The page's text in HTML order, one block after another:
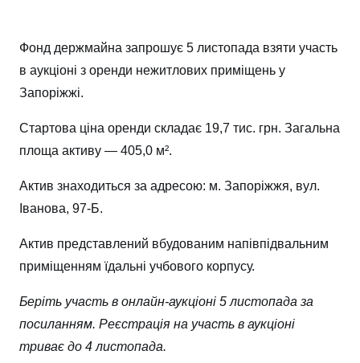
Фонд держмайна запрошує 5 листопада взяти участь
в аукціоні з оренди нежитлових приміщень у
Запоріжжі.
Стартова ціна оренди складає 19,7 тис. грн. Загальна
площа активу — 405,0 м².
Актив знаходиться за адресою: м. Запоріжжя, вул.
Іванова, 97-Б.
Актив представлений вбудованим напівпідвальним
приміщенням їдальні учбового корпусу.
Беріть участь в онлайн-аукціоні 5 листопада за
посиланням. Реєстрація на участь в аукціоні
триває до 4 листопада.